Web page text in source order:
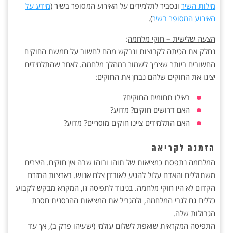
מילות השיר ונסביר לתלמידים על האירוע המסופר בשיר (מידע על
האירוע המסופר בשיר).
הצעה שלישית – חוקי מלחמה:
נחלק את הכיתה לקבוצות ונבקש מהם לחשוב על חמשת החוקים
החשובים ביותר שצריך לשמור במהלך מלחמה. לאחר שהתלמידים
יציגו את החוקים שלהם נבחן את החוקים:
באילו תחומים החוקים?
האם דרושים חוקים? מדוע?
האם התלמידים ציינו חוקים מוסריים? מדוע?
הזמנה לקריאה
המלחמה נתפסת כמציאות של תוהו ובוהו שבה אין חוקים. היצרים
משתוללים והאדם עלול להגיע לאובדן צלם אנוש. בארצות המזרח
הקדום לא היו חוקי מלחמה. בניגוד לתפיסה זו, המקרא מבקש לקבוע
כללים גם לגבי המלחמה, ולהגביל את המציאות ההרסנית חסרת
הגבולות שלה.
התפיסה המקראית שואפת לשלום עולמי (ישעיהו פרק ב), אך עד